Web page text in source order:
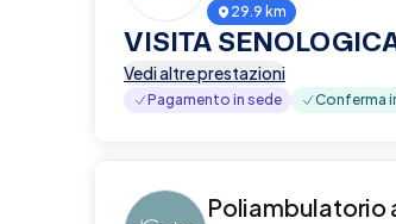
29.9 km
VISITA
Vedi altre prestazioni
Pagamento in sede Conferma
Poliambulatorio